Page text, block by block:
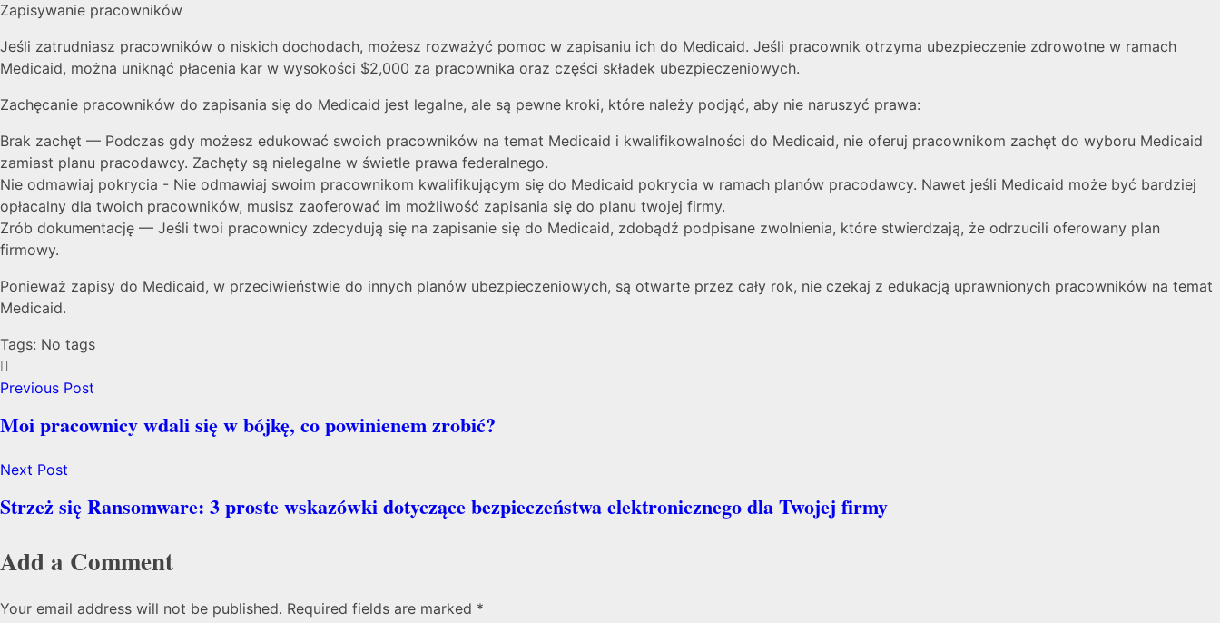
Zapisywanie pracowników
Jeśli zatrudniasz pracowników o niskich dochodach, możesz rozważyć pomoc w zapisaniu ich do Medicaid. Jeśli pracownik otrzyma ubezpieczenie zdrowotne w ramach
Medicaid, można uniknąć płacenia kar w wysokości $2,000 za pracownika oraz części składek ubezpieczeniowych.
Zachęcanie pracowników do zapisania się do Medicaid jest legalne, ale są pewne kroki, które należy podjąć, aby nie naruszyć prawa:
Brak zachęt — Podczas gdy możesz edukować swoich pracowników na temat Medicaid i kwalifikowalności do Medicaid, nie oferuj pracownikom zachęt do wyboru Medicaid
zamiast planu pracodawcy. Zachęty są nielegalne w świetle prawa federalnego.
Nie odmawiaj pokrycia - Nie odmawiaj swoim pracownikom kwalifikującym się do Medicaid pokrycia w ramach planów pracodawcy. Nawet jeśli Medicaid może być bardziej
opłacalny dla twoich pracowników, musisz zaoferować im możliwość zapisania się do planu twojej firmy.
Zrób dokumentację — Jeśli twoi pracownicy zdecydują się na zapisanie się do Medicaid, zdobądź podpisane zwolnienia, które stwierdzają, że odrzucili oferowany plan
firmowy.
Ponieważ zapisy do Medicaid, w przeciwieństwie do innych planów ubezpieczeniowych, są otwarte przez cały rok, nie czekaj z edukacją uprawnionych pracowników na temat
Medicaid.
Tags: No tags
Previous Post
Moi pracownicy wdali się w bójkę, co powinienem zrobić?
Next Post
Strzeż się Ransomware: 3 proste wskazówki dotyczące bezpieczeństwa elektronicznego dla Twojej firmy
Add a Comment
Your email address will not be published. Required fields are marked *